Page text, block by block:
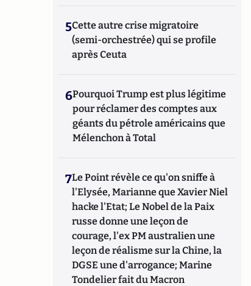
5Cette autre crise migratoire
(semi-orchestrée) qui se profile
après Ceuta
6Pourquoi Trump est plus légitime
pour réclamer des comptes aux
géants du pétrole américains que
Mélenchon à Total
7Le Point révèle ce qu'on sniffe à
l'Elysée, Marianne que Xavier Niel
hacke l'Etat; Le Nobel de la Paix
russe donne une leçon de
courage, l'ex PM australien une
leçon de réalisme sur la Chine, la
DGSE une d'arrogance; Marine
Tondelier fait du Macron